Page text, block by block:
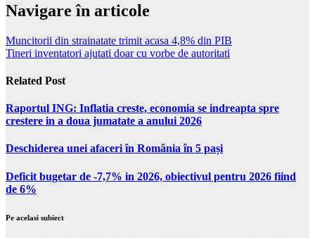
Navigare în articole
Muncitorii din strainatate trimit acasa 4,8% din PIB
Tineri inventatori ajutati doar cu vorbe de autoritati
Related Post
Raportul ING: Inflatia creste, economia se indreapta spre
crestere in a doua jumatate a anului 2026
Deschiderea unei afaceri în România în 5 pași
Deficit bugetar de -7,7% in 2026, obiectivul pentru 2026 fiind
de 6%
Pe acelasi subiect